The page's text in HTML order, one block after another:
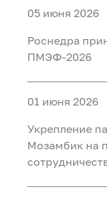
05 июня 2026
Роснедра
ПМЭФ-2026
01 июня 2026
Укрепление
Мозамбик на